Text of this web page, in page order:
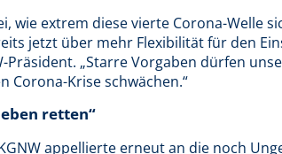
wie extrem diese vierte Corona-Welle
jetzt über mehr Flexibilität für den
Präsident. „Starre Vorgaben dürfen
Corona-Krise schwächen.“
retten“
appellierte erneut an die noch